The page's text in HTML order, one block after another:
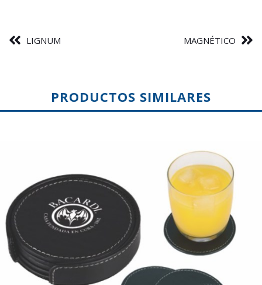
LIGNUM MAGNÉTICO
PRODUCTOS SIMILARES